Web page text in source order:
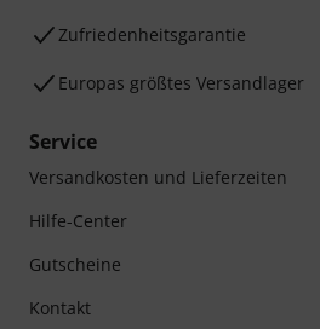
Zufriedenheitsgarantie
Europas größtes Versandlager
Service
Versandkosten und Lieferzeiten
Hilfe-Center
Gutscheine
Kontakt